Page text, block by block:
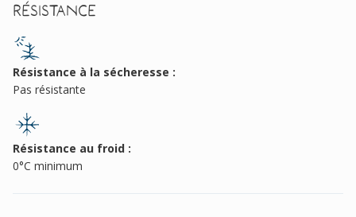
Résistance
Résistance à la sécheresse :
Pas résistante
Résistance au froid :
0°C minimum